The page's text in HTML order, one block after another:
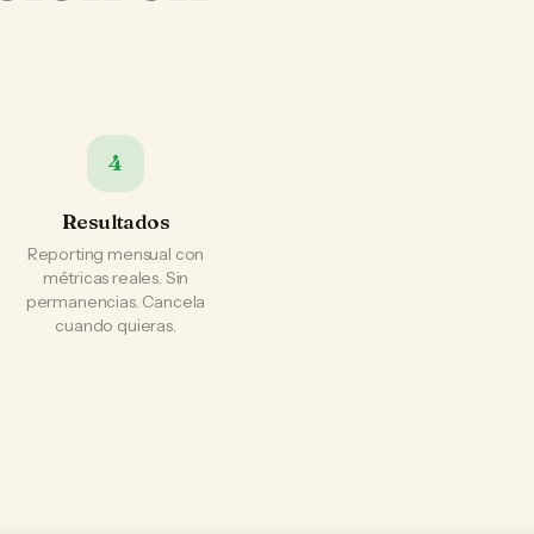
4
Resultados
Reporting mensual con
métricas reales. Sin
permanencias. Cancela
cuando quieras.